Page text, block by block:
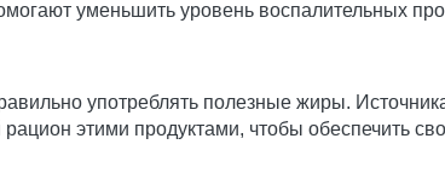
уменьшить уровень воспалительных
употреблять полезные жиры.
этими продуктами, чтобы обеспечить